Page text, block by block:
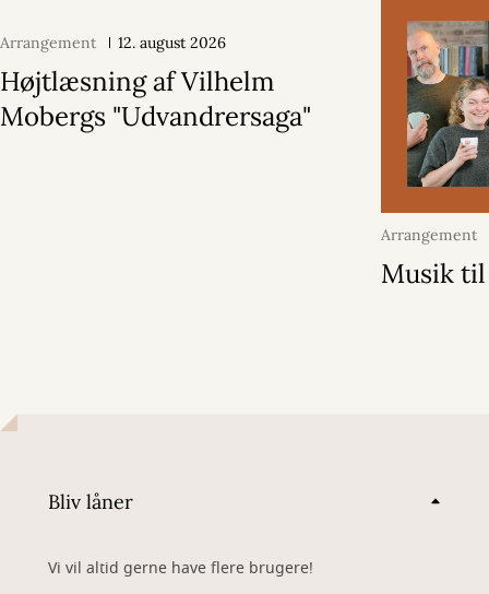
Arrangement 12. august 2026
Højtlæsning af Vilhelm
Mobergs "Udvandrersaga"
Arrangement
2026
Musik
Bliv låner
Vi vil altid gerne have flere brugere!